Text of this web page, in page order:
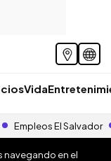
Vida
Empleos El Salvador
navegando en el